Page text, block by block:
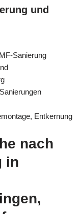
und
Sanierung
Entkernung
nach
in